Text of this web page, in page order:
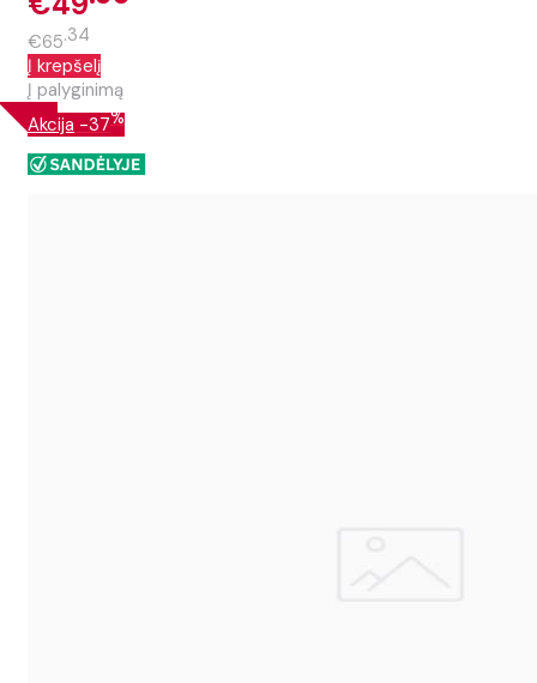
€65 34
Į krepšelį
Į palyginimą
Akcija -37%